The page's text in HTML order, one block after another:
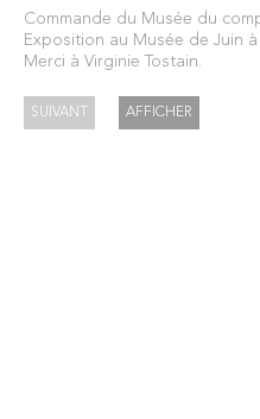
Commande du Musée du
Exposition au Musée de Juin
Merci à Virginie Tostain.
SUIVANT AFFICHER